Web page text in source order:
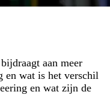
aan meer
en wat is het verschil
en wat zijn de